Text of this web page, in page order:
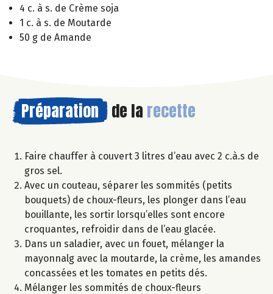
4 c. à s. de Crème soja
1 c. à s. de Moutarde
50 g de Amande
Préparation de la recette
Faire chauffer à couvert 3 litres d’eau avec 2 c.à.s de
gros sel.
Avec un couteau, séparer les sommités (petits
bouquets) de choux-fleurs, les plonger dans l’eau
bouillante, les sortir lorsqu’elles sont encore
croquantes, refroidir dans de l’eau glacée.
Dans un saladier, avec un fouet, mélanger la
mayonnalg avec la moutarde, la crème, les amandes
concassées et les tomates en petits dés.
Mélanger les sommités de choux-fleurs